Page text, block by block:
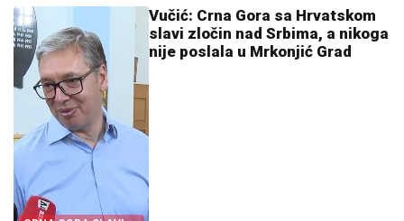
Vučić: Crna Gora sa Hrvatskom
slavi zločin nad Srbima, a nikoga
nije poslala u Mrkonjić Grad